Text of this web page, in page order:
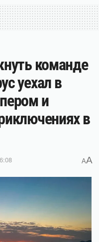
команде
уехал в
и
в
AA